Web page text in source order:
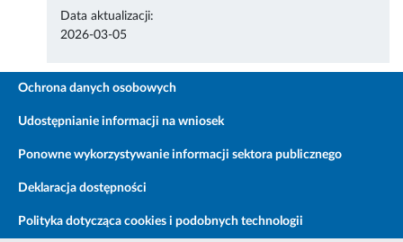
Data aktualizacji:
2026-03-05
Ochrona danych osobowych
Udostępnianie informacji na wniosek
Ponowne wykorzystywanie informacji sektora publicznego
Deklaracja dostępności
Polityka dotycząca cookies i podobnych technologii